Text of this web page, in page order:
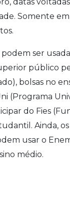
Somente
ser
público
bolsas no
(Programa
do Fies
Ainda,
usar o
médio.